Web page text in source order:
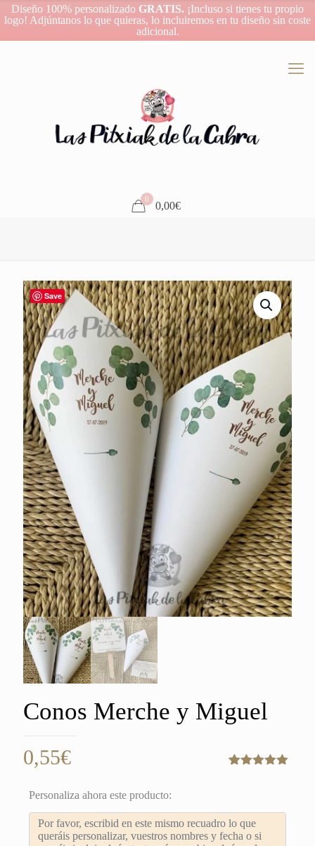
Diseño 100% personalizado GRATIS. ¡Incluso si tienes tu propio
logo! Adjúntanos lo que quieras, lo incluiremos en tu diseño sin coste
adicional.
0
0,00€
Save
Conos Merche y Miguel
de un
cliente
0,55€
Personaliza ahora este producto: